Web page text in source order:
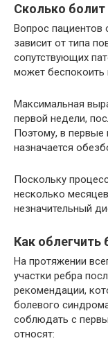
Сколько
Вопрос пациентов
зависит от типа
сопутствующих
может беспокоить
Максимальная
первой недели,
Поэтому, в первые
назначается
Поскольку
несколько
незначительный
Как облегчить
На протяжении
участки ребра
рекомендации,
болевого
соблюдать с
относят: